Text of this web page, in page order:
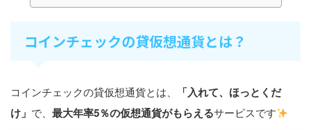
コインチェックの貸仮想通貨とは？
コインチェックの貸仮想通貨とは、
「入れて、ほっとくだ
け」 で、 最大年率5％の仮想通貨がもらえるサービスです